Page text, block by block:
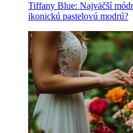
Tiffany Blue: Najväčší
ikonickú pastelovú modrú?